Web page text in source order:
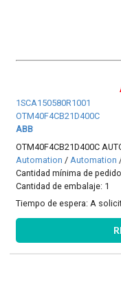
1SCA150580R1001
OTM40F4CB21D400C
ABB
OTM40F4CB21D400C
Automation / Automation
Cantidad mínima de
Cantidad de embalaje: 1
Tiempo de espera: A